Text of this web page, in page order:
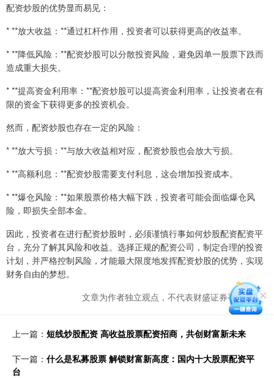
配资炒股的优势显而易见：
* **放大收益：**通过杠杆作用，投资者可以获得更高的收益率。
* **降低风险：**配资炒股可以分散投资风险，避免因单一股票下跌而
造成重大损失。
* **提高资金利用率：**配资炒股可以提高资金利用率，让投资者在有
限的资金下获得更多的投资机会。
然而，配资炒股也存在一定的风险：
* **放大亏损：**与放大收益相对应，配资炒股也会放大亏损。
* **高额利息：**配资炒股需要支付利息，这会增加投资成本。
* **爆仓风险：**如果股票价格大幅下跌，投资者可能会面临爆仓风
险，即损失全部本金。
因此，投资者在进行配资炒股时，必须谨慎行事如何炒股配资配资平
台，充分了解其风险和收益。选择正规的配资公司，制定合理的投资
计划，并严格控制风险，才能最大限度地发挥配资炒股的优势，实现
财务自由的梦想。
文章为作者独立观点，不代表财盛证券平台观点
上一篇： 短线炒股配资 高收益股票配资招商，共创财富新未来
下一篇： 什么是私募股票 解锁财富新高度：国内十大股票配资平
台